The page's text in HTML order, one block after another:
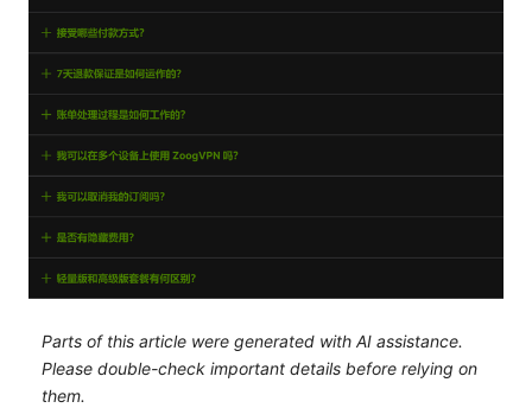
Parts of this article were generated with AI assistance.
Please double-check important details before relying on
them.